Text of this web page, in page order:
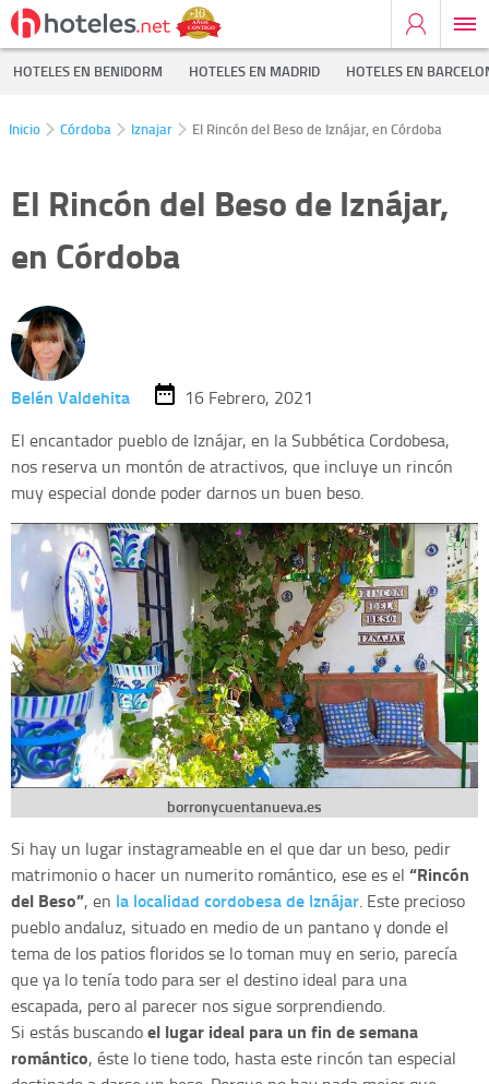
HOTELES EN BENIDORM HOTELES EN MADRID HOTELES EN
Inicio Córdoba Iznajar El Rincón del Beso de Iznájar, en Córdoba
El Rincón del Beso de Iznájar,
en Córdoba
Belén Valdehita
16 Febrero, 2021
El encantador pueblo de Iznájar, en la Subbética Cordobesa,
nos reserva un montón de atractivos, que incluye un rincón
muy especial donde poder darnos un buen beso.
borronycuentanueva.es
Si hay un lugar instagrameable en el que dar un beso, pedir
matrimonio o hacer un numerito romántico, ese es el “Rincón
del Beso”, en la localidad cordobesa de Iznájar. Este precioso
pueblo andaluz, situado en medio de un pantano y donde el
tema de los patios floridos se lo toman muy en serio, parecía
que ya lo tenía todo para ser el destino ideal para una
escapada, pero al parecer nos sigue sorprendiendo.
Si estás buscandoel lugar ideal para un fin de semana
romántico, éste lo tiene todo, hasta este rincón tan especial